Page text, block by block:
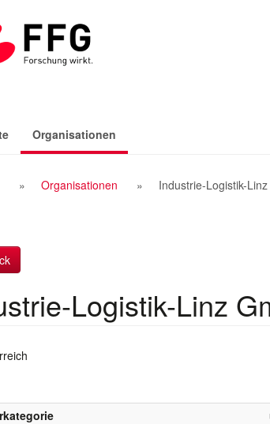
Organisationen
Organisationen Industrie-Logistik-
Logistik-Linz